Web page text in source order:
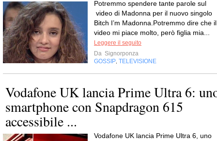
Potremmo spendere tante parole sul
video di Madonna per il nuovo singolo
Bitch I’m Madonna.Potremmo dire che il
video mi piace molto, però figlia mia...
Leggere il seguito
Da Signorponza
GOSSIP TELEVISIONE
Vodafone UK lancia Prime Ultra 6:
smartphone con Snapdragon 615
accessibile ...
Vodafone UK lancia Prime Ultra 6, uno